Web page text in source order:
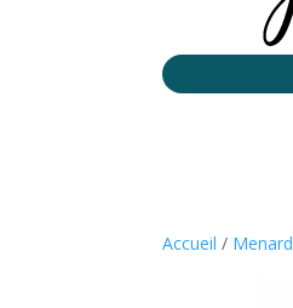
Accueil / Menard